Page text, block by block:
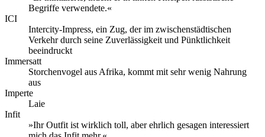
Begriffe verwendete.«
ICI
Intercity-Impress, ein Zug, der im zwischenstädtischen
Verkehr durch seine Zuverlässigkeit und Pünktlichkeit
beeindruckt
Immersatt
Storchenvogel aus Afrika, kommt mit sehr wenig Nahrung
aus
Imperte
Laie
Infit
»Ihr Outfit ist wirklich toll, aber ehrlich gesagen interessiert